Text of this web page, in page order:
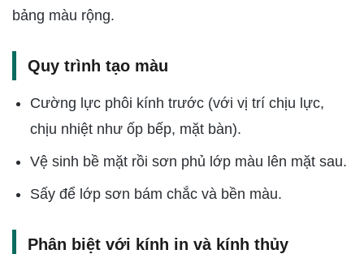
bảng màu rộng.
Quy trình tạo màu
Cường lực phôi kính trước (với vị trí chịu lực,
chịu nhiệt như ốp bếp, mặt bàn).
Vệ sinh bề mặt rồi sơn phủ lớp màu lên mặt sau.
Sấy để lớp sơn bám chắc và bền màu.
Phân biệt với kính in và kính thủy